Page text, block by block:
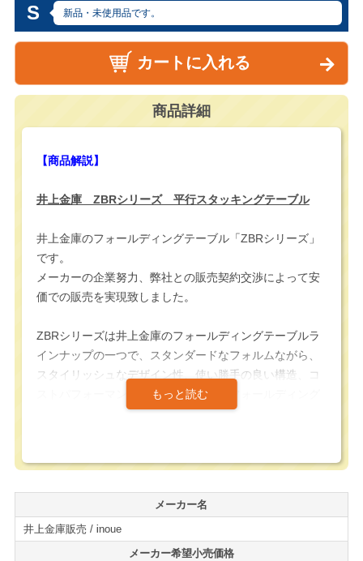
S 新品・未使用品です。
カートに入れる
商品詳細
【商品解説】
井上金庫 ZBRシリーズ 平行スタッキングテーブル
井上金庫のフォールディングテーブル「ZBRシリーズ」
です。
メーカーの企業努力、弊社との販売契約交渉によって安
価での販売を実現致しました。
ZBRシリーズは井上金庫のフォールディングテーブルラ
インナップの一つで、スタンダードなフォルムながら、
スタイリッシュなデザイン性、使い勝手の良い構造、コ
ストパフォーマンスを兼ね備えた主力フォールディング
テーブルシリーズです。
をアクセントにする事でスタイリッシュな雰囲気のフォ
ールディングテーブルになっています。
平行スタッキングタイプですので、収納時に重ねる度に
横に広がる従来のサイドスタックタイプに比べて少ない
メーカー名
井上金庫販売 / inoue
メーカー希望小売価格